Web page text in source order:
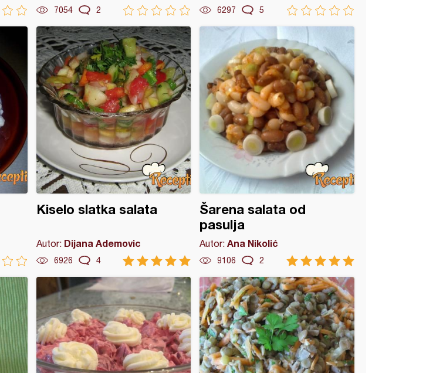
7054 2 6297 5
Kiselo slatka salata
Autor: Dijana Ademovic
6926 4
Šarena salata od
pasulja
Autor:Ana Nikolić
9106 2